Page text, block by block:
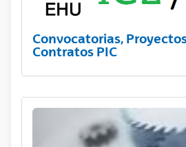
Convocatorias,
Contratos PIC